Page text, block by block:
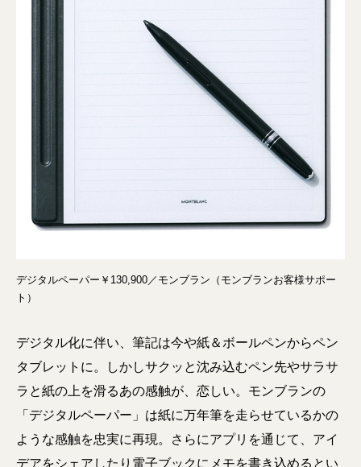
デジタルペーパー￥130,900／モンブラン（モンブランお客様サポー
ト）
デジタル化に伴い、筆記は今や紙＆ボールペンからペン
タブレットに。しかしサクッと沈み込むペン先やサラサ
ラと紙の上を滑るあの感触が、恋しい。モンブランの
「デジタルペーパー」は紙に万年筆を走らせているかの
ような感触を忠実に再現。さらにアプリを通じて、アイ
デアをシェアしたり電子ブックにメモを書き込めるとい